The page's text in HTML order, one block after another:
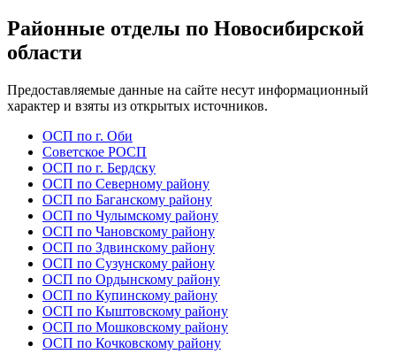
Районные отделы по Новосибирской
области
Предоставляемые данные на сайте несут информационный
характер и взяты из открытых источников.
ОСП по г. Оби
Советское РОСП
ОСП по г. Бердску
ОСП по Северному району
ОСП по Баганскому району
ОСП по Чулымскому району
ОСП по Чановскому району
ОСП по Здвинскому району
ОСП по Сузунскому району
ОСП по Ордынскому району
ОСП по Купинскому району
ОСП по Кыштовскому району
ОСП по Мошковскому району
ОСП по Кочковскому району